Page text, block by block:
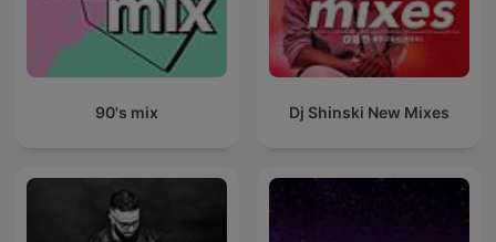
90's mix Dj Shinski New Mixes